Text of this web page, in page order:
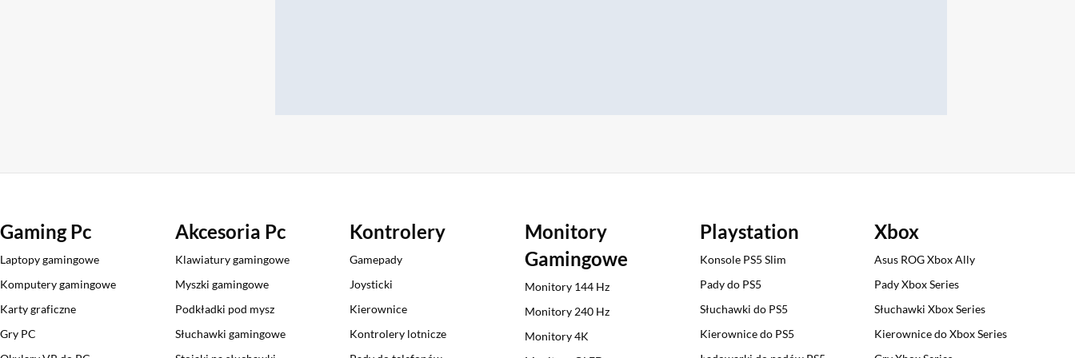
Gaming Pc
Laptopy gamingowe
Komputery gamingowe
Karty graficzne
Gry PC
Akcesoria Pc
Klawiatury gamingowe
Myszki gamingowe
Podkładki pod mysz
Słuchawki gamingowe
Kontrolery
Gamepady
Joysticki
Kierownice
Kontrolery lotnicze
Monitory
Gamingowe
Monitory 144 Hz
Monitory 240 Hz
Monitory 4K
Playstation
Konsole PS5 Slim
Pady do PS5
Słuchawki do PS5
Kierownice do PS5
Xbox
Asus ROG Xbox Ally
Pady Xbox Series
Słuchawki Xbox Series
Kierownice do Xbox Series